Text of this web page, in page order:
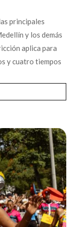
principales
y los demás
aplica para
y cuatro tiempos